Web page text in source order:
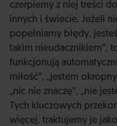
czerpiemy z niej treści
innych i świecie. Jeżeli
popełniamy błędy,
takim nieudacznikiem”,
funkcjonują
miłość”, „jestem
„nic nie znaczę”, „nie
Tych kluczowych
więcej, traktujemy je